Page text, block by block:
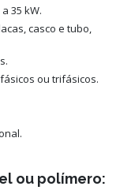
35 kW.
casco e tubo,
ou trifásicos.
ou polímero: